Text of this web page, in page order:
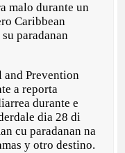
malo durante un
Caribbean
paradanan
and Prevention
a reporta
durante e
dia 28 di
cu paradanan na
y otro destino.